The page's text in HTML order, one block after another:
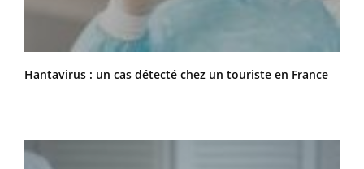
Hantavirus : un cas détecté chez un touriste en France